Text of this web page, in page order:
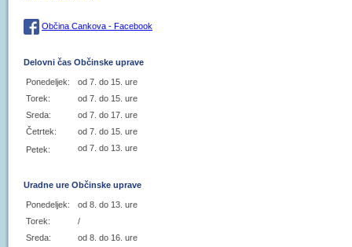
Občina Cankova - Facebook
Delovni čas Občinske uprave
Ponedeljek:
od 7. do 15. ure
Torek:
od 7. do 15. ure
Sreda:
od 7. do 17. ure
Četrtek:
od 7. do 15. ure
Petek:
od 7. do 13. ure
Uradne ure Občinske uprave
Ponedeljek:
od 8. do 13. ure
Torek:
/
Sreda:
od 8. do 16. ure